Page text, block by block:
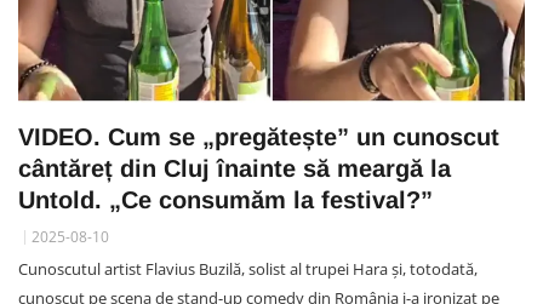
VIDEO. Cum se „pregătește” un cunoscut
cântăreț din Cluj înainte să meargă la
Untold. „Ce consumăm la festival?”
2025-08-10
Cunoscutul artist Flavius Buzilă, solist al trupei Hara și, totodată,
cunoscut pe scena de stand-up comedy din România i-a ironizat pe